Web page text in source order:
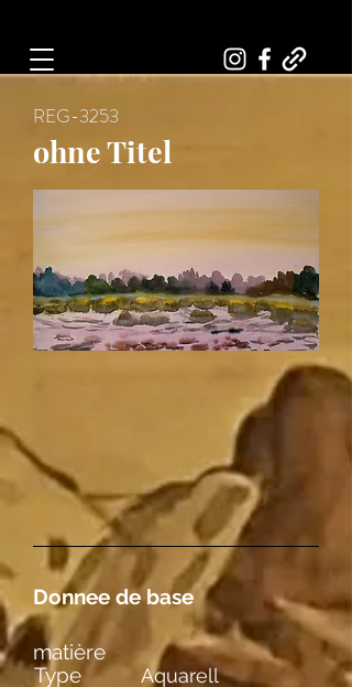
REG-3253
ohne Titel
Donnee de base
Type
Aquarell
matière